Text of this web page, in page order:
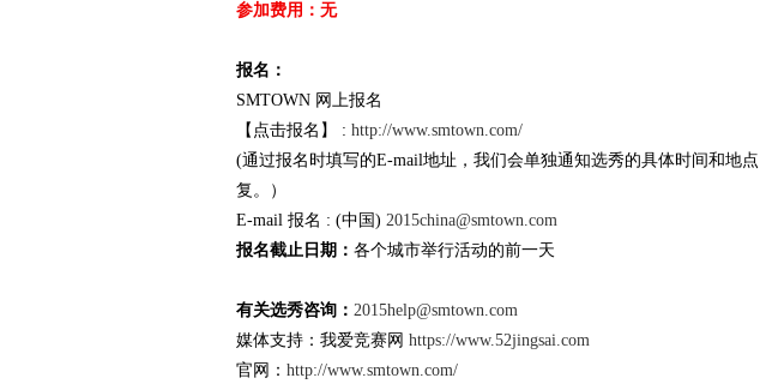
参加费用：无
报名：
SMTOWN 网上报名
【点击报名】 : http://www.smtown.com/
(通过报名时填写的E-mail地址，我们会单独通知选秀的具体时间和地
复。）
E-mail 报名 : (中国) 2015china@smtown.com
报名截止日期： 各个城市举行活动的前一天
有关选秀咨询： 2015help@smtown.com
媒体支持：我爱竞赛网 https://www.52jingsai.com
官网： http://www.smtown.com/